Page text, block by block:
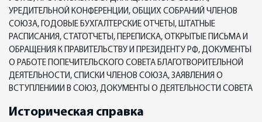
УРЕДИТЕЛЬНОЙ КОНФЕРЕНЦИИ, ОБЩИХ СОБРАНИЙ ЧЛЕНОВ
СОЮЗА, ГОДОВЫЕ БУХГАЛТЕРСКИЕ ОТЧЕТЫ, ШТАТНЫЕ
РАСПИСАНИЯ, СТАТОТЧЕТЫ, ПЕРЕПИСКА, ОТКРЫТЫЕ ПИСЬМА И
ОБРАЩЕНИЯ К ПРАВИТЕЛЬСТВУ И ПРЕЗИДЕНТУ РФ, ДОКУМЕНТЫ
О РАБОТЕ ПОПЕЧИТЕЛЬСКОГО СОВЕТА БЛАГОТВОРИТЕЛЬНОЙ
ДЕЯТЕЛЬНОСТИ, СПИСКИ ЧЛЕНОВ СОЮЗА, ЗАЯВЛЕНИЯ О
ВСТУПЛЕНИИИ В СОЮЗ, ДОКУМЕНТЫ О ДЕЯТЕЛЬНОСТИ СОВЕТА
Историческая справка